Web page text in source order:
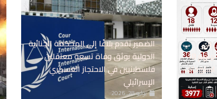
مواطن في
قطاع غزة خلال شهر يوليو من بينهم 18
استهداف
الضمير تقدم بلاغًا إلى المحكمة الجنائية
الدولية يوثق وفاة تسعة معتقلين
فلسطينيين في الاحتجاز العسكري
الإسرائيلي
يوليو 28, 2026